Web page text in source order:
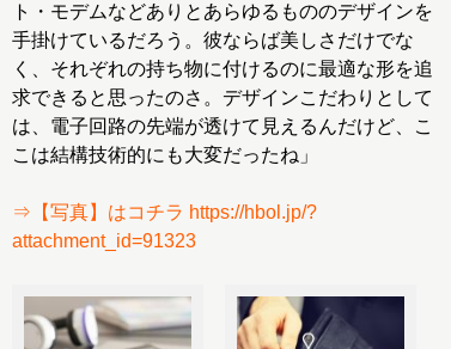
ト・モデムなどありとあらゆるもののデザインを
手掛けているだろう。彼ならば美しさだけでな
く、それぞれの持ち物に付けるのに最適な形を追
求できると思ったのさ。デザインこだわりとして
は、電子回路の先端が透けて見えるんだけど、こ
こは結構技術的にも大変だったね」
⇒【写真】はコチラ https://hbol.jp/?
attachment_id=91323